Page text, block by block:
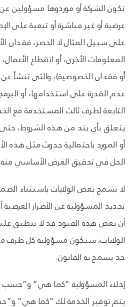
تكون الشركة أو موردوها مسؤولين عن
عرضية أو غير مباشرة أو تبعية على
على سبيل المثال لا الحصر، فقدان
المعلومات الأخرى، أو انقطاع
أو فقدان الخصوصية)، والتي تنشأ
عدم القدرة على استخدامها، أو
التابعة لطرف ثالث المستخدمة مع
يتعلق بأي بند من هذه الشروط، حتى
أو المورد باحتمالية حدوث مثل هذه
الحل في تحقيق الغرض الأساسي منه.
لا تسمح بعض الولايات باستثناء
تحديد المسؤولية عن الأضرار
أن بعض هذه القيود قد لا تنطبق
الولايات، ستكون مسؤولية كل طرف
حد يسمح به القانون.
إخلاء المسؤولية “كما هي” و”حسب
يتم توفير الخدمة لك “كما هي”